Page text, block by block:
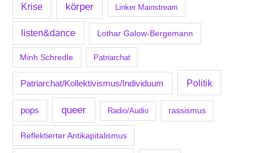
Krise körper Linker Mainstream
listen&dance Lothar Galow-Bergemann
Minh Schredle Patriarchat
Patriarchat/Kollektivismus/Individuum Politik
pops queer Radio/Audio rassismus
Reflektierter Antikapitalismus